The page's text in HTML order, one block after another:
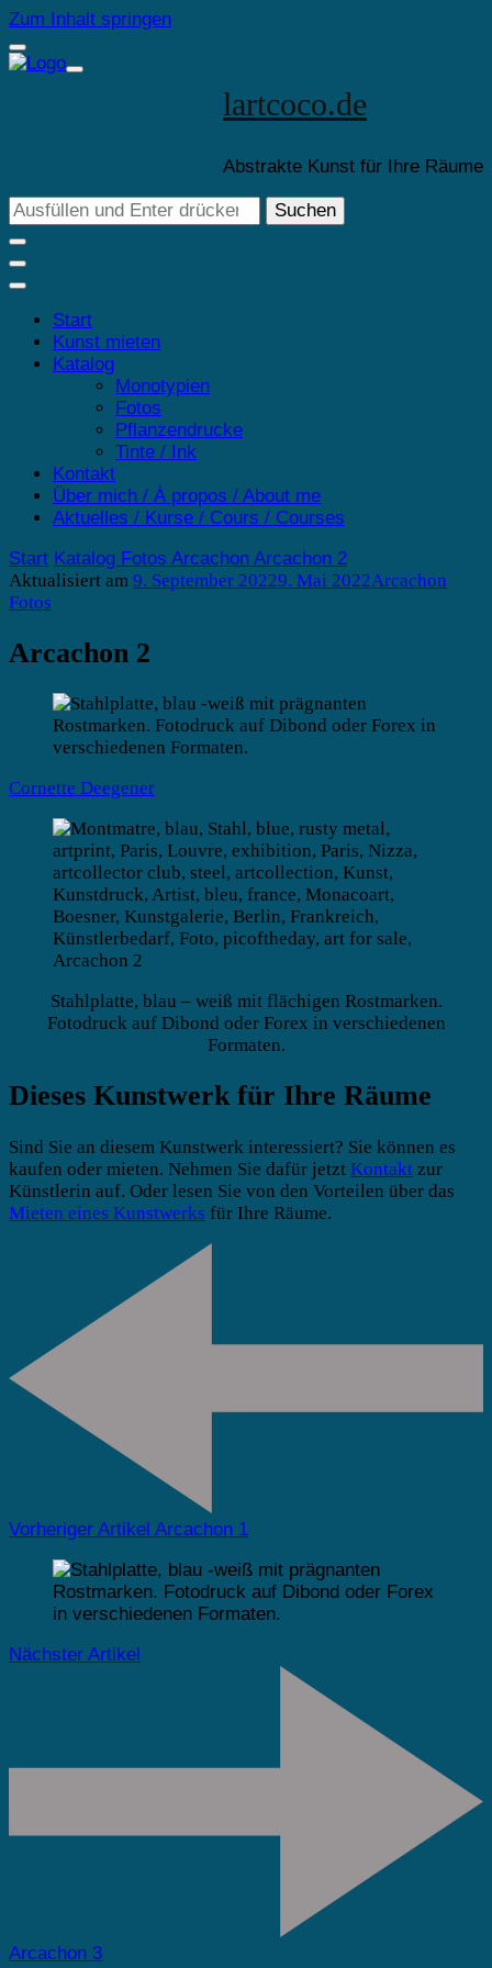
Zum Inhalt springen
lartcoco.de
Abstrakte Kunst für Ihre Räume
Suchst
du
nach
etwas?
Start
Kunst mieten
Katalog
Monotypien
Fotos
Pflanzendrucke
Tinte / Ink
Kontakt
Über mich / À propos / About me
Aktuelles / Kurse / Cours / Courses
Start Katalog Fotos Arcachon Arcachon 2
Aktualisiert am 9. September 20229. Mai 2022Arcachon
Fotos
Arcachon 2
Cornette Deegener
Arcachon 2
Stahlplatte, blau – weiß mit flächigen Rostmarken.
Fotodruck auf Dibond oder Forex in verschiedenen
Formaten.
Dieses Kunstwerk für Ihre Räume
Sind Sie an diesem Kunstwerk interessiert? Sie können es
kaufen oder mieten. Nehmen Sie dafür jetzt Kontakt zur
Künstlerin auf. Oder lesen Sie von den Vorteilen über das
Mieten eines Kunstwerks für Ihre Räume.
Vorheriger Artikel Arcachon 1
Nächster Artikel
Arcachon 3